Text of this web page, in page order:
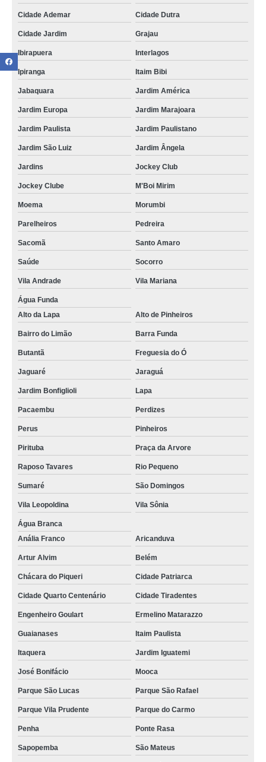
Cidade Ademar Cidade Dutra
Cidade Jardim Grajau
Ibirapuera Interlagos
Ipiranga Itaim Bibi
Jabaquara Jardim América
Jardim Europa Jardim Marajoara
Jardim Paulista Jardim Paulistano
Jardim São Luiz Jardim Ângela
Jardins Jockey Club
Jockey Clube M'Boi Mirim
Moema Morumbi
Parelheiros Pedreira
Sacomã Santo Amaro
Saúde Socorro
Vila Andrade Vila Mariana
Água Funda
Alto da Lapa
Alto de Pinheiros
Bairro do Limão Barra Funda
Butantã Freguesia do Ó
Jaguaré Jaraguá
Jardim Bonfiglioli Lapa
Pacaembu Perdizes
Perus Pinheiros
Pirituba Praça da Arvore
Raposo Tavares Rio Pequeno
Sumaré São Domingos
Vila Leopoldina Vila Sônia
Água Branca
Anália Franco
Aricanduva
Artur Alvim Belém
Chácara do Piqueri Cidade Patriarca
Cidade Quarto Centenário Cidade Tiradentes
Engenheiro Goulart Ermelino Matarazzo
Guaianases Itaim Paulista
Itaquera Jardim Iguatemi
José Bonifácio Mooca
Parque São Lucas Parque São Rafael
Parque Vila Prudente Parque do Carmo
Penha Ponte Rasa
Sapopemba São Mateus